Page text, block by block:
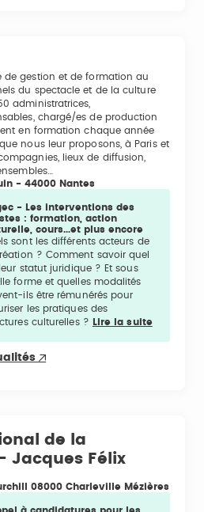
de gestion et de formation au
du spectacle et de la culture
administratrices,
chargé/es de production
en formation chaque année
nous leur proposons, à Paris et
lieux de diffusion,
- 44000 Nantes
- Les interventions des
: formation, action
cours...et plus encore
sont les différents acteurs de
? Comment savoir quel
statut juridique ? Et sous
forme et quelles modalités
ils être rémunérés pour
les pratiques des
culturelles ?
Lire la suite
de la
Jacques Félix
08000 Charleville Mézières